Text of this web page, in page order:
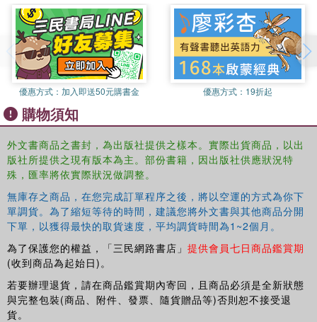
優惠方式： 加入即送50元購書金 優惠方式： 19折起
購物須知
外文書商品之書封，為出版社提供之樣本。實際出貨商品，以出
版社所提供之現有版本為主。部份書籍，因出版社供應狀況特
殊，匯率將依實際狀況做調整。
無庫存之商品，在您完成訂單程序之後，將以空運的方式為你下
單調貨。為了縮短等待的時間，建議您將外文書與其他商品分開
下單，以獲得最快的取貨速度，平均調貨時間為1~2個月。
為了保護您的權益，「三民網路書店」 提供會員七日商品鑑賞期
(收到商品為起始日)。
若要辦理退貨，請在商品鑑賞期內寄回，且商品必須是全新狀態
與完整包裝(商品、附件、發票、隨貨贈品等)否則恕不接受退
貨。